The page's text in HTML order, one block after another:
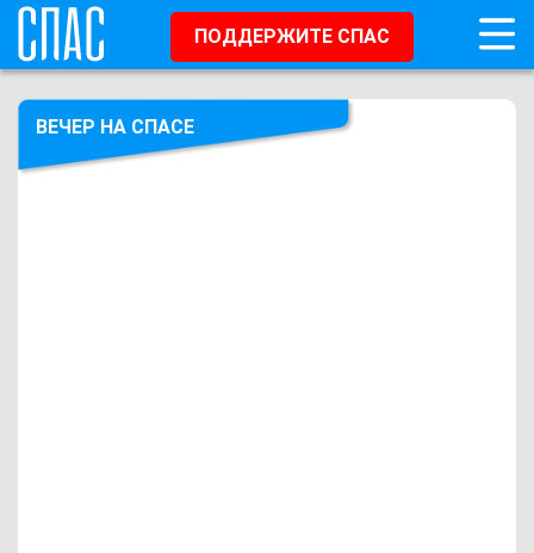
ПОДДЕРЖИТЕ СПАС
ВЕЧЕР НА СПАСЕ